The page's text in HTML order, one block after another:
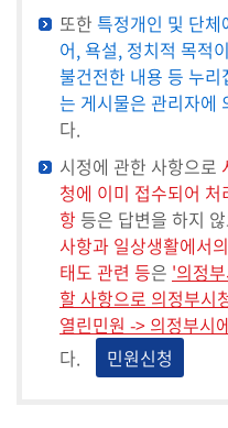
또한 특정개인 및 단
어, 욕설, 정치적 목적
불건전한 내용 등 누
는 게시물은 관리자에
다.
시정에 관한 사항으로
청에 이미 접수되어
항 등은 답변을 하지
사항과 일상생활에서
태도 관련 등은 '의정
할 사항으로 의정부
열린민원 -> 의정부시
다.
민원신청